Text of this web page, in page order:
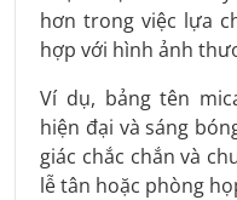
hơn trong việc lựa
hợp với hình ảnh
Ví dụ, bảng tên
hiện đại và sáng
giác chắc chắn và
lễ tân hoặc phòng